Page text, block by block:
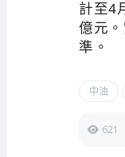
計至4
億元
準。
中油
621